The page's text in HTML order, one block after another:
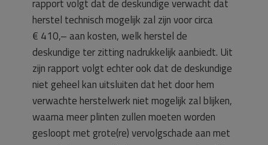
rapport volgt dat de deskundige verwacht dat
herstel technisch mogelijk zal zijn voor circa
€ 410,– aan kosten, welk herstel de
deskundige ter zitting nadrukkelijk aanbiedt. Uit
zijn rapport volgt echter ook dat de deskundige
niet geheel kan uitsluiten dat het door hem
verwachte herstelwerk niet mogelijk zal blijken,
waarna meer plinten zullen moeten worden
gesloopt met grote(re) vervolgschade aan met